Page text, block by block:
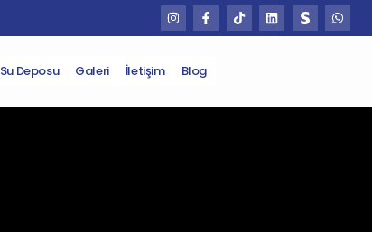
Su Deposu Galeri İletişim Blog